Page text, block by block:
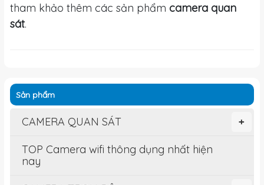
tham khảo thêm các sản phẩm camera quan
sát.
Sản phẩm
+
CAMERA QUAN SÁT
TOP Camera wifi thông dụng nhất hiện
nay